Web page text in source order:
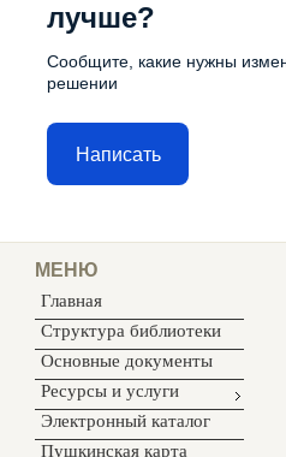
лучше?
Сообщите, какие нужны
решении
Написать
МЕНЮ
Главная
Структура библиотеки
Основные документы
Ресурсы и услуги
Электронный каталог
Пушкинская карта